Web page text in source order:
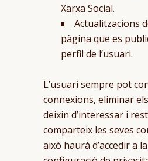
Xarxa Social.
Actualitzacions
pàgina que es
perfil de l’usuari.
L’usuari sempre pot
connexions, eliminar
deixin d’interessar i
comparteix les seves
això haurà d’accedir a